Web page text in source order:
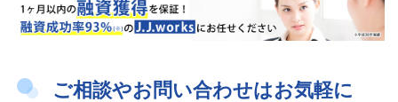
ご相談やお問い合わせはお気軽に